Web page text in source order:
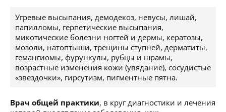
Угревые высыпания, демодекоз, невусы, лишай,
папилломы, герпетические высыпания,
микотические болезни ногтей и дермы, кератозы,
мозоли, натоптыши, трещины ступней, дерматиты,
гемангиомы, фурункулы, рубцы и шрамы,
возрастные изменения кожи (увядание), сосудистые
«звездочки», гирсутизм, пигментные пятна.
Врач общей практики, в круг диагностики и лечения